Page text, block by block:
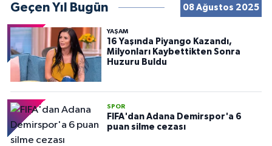
Geçen Yıl Bugün 08 Ağustos 2025
YAŞAM
16 Yaşında Piyango Kazandı,
Milyonları Kaybettikten Sonra
Huzuru Buldu
SPOR
FIFA'dan Adana Demirspor'a 6
puan silme cezası